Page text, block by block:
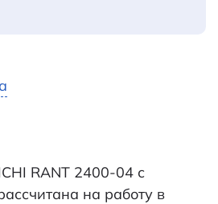
RANT 2400-04 с
на работу в